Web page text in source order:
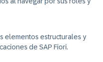
elementos estructurales y
de SAP Fiori.